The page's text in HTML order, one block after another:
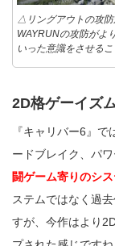
△リングアウトの攻防
WAYRUNの攻防がよ
いった意識をさせる
2D格ゲーイズ
『キャリバー6』
ードブレイク、パ
闘ゲーム寄りのシ
ステムではなく過
すが、今作はより